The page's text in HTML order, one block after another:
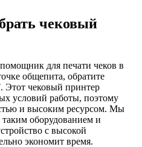
чековый
для печати чеков в
общепита, обратите
Этот чековый принтер
условий работы, поэтому
и высоким ресурсом. Мы
таким оборудованием и
с высокой
экономит время.